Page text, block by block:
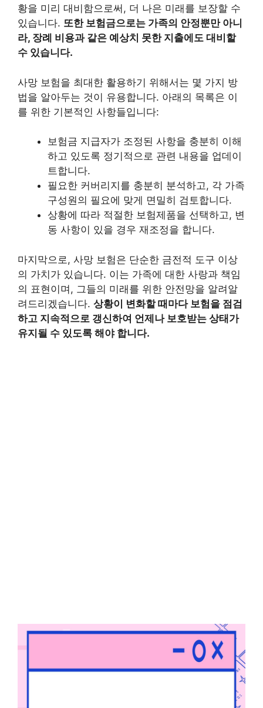
황을 미리 대비함으로써, 더 나은 미래를 보장할 수
있습니다. 또한 보험금으로는 가족의 안정뿐만 아니
라, 장례 비용과 같은 예상치 못한 지출에도 대비할
수 있습니다.
사망 보험을 최대한 활용하기 위해서는 몇 가지 방
법을 알아두는 것이 유용합니다. 아래의 목록은 이
를 위한 기본적인 사항들입니다:
보험금 지급자가 조정된 사항을 충분히 이해
하고 있도록 정기적으로 관련 내용을 업데이
트합니다.
필요한 커버리지를 충분히 분석하고, 각 가족
구성원의 필요에 맞게 면밀히 검토합니다.
상황에 따라 적절한 보험제품을 선택하고, 변
동 사항이 있을 경우 재조정을 합니다.
마지막으로, 사망 보험은 단순한 금전적 도구 이상
의 가치가 있습니다. 이는 가족에 대한 사랑과 책임
의 표현이며, 그들의 미래를 위한 안전망을 알려알
려드리겠습니다. 상황이 변화할 때마다 보험을 점검
하고 지속적으로 갱신하여 언제나 보호받는 상태가
유지될 수 있도록 해야 합니다.